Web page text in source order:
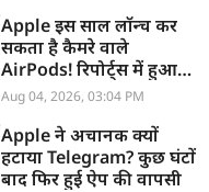
Apple इस साल लॉन्च कर
सकता है कैमरे वाले
AirPods! रिपोर्ट्स में हुआ
खुलासा
Aug 04, 2026, 03:04 PM
Apple ने अचानक क्यों
हटाया Telegram? कुछ घंटों
बाद फिर हुई ऐप की वापसी